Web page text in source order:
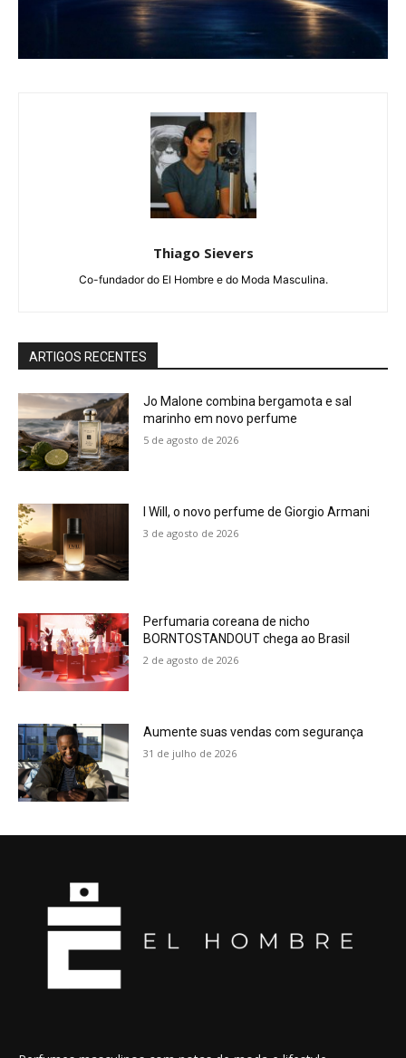
Thiago Sievers
Co-fundador do El Hombre e do Moda Masculina.
ARTIGOS RECENTES
Jo Malone combina bergamota e sal
marinho em novo perfume
5 de agosto de 2026
I Will, o novo perfume de Giorgio Armani
3 de agosto de 2026
Perfumaria coreana de nicho
BORNTOSTANDOUT chega ao Brasil
2 de agosto de 2026
Aumente suas vendas com segurança
31 de julho de 2026